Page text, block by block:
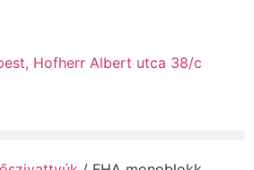
Hofherr Albert utca 38/c